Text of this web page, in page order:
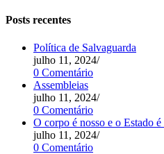
Posts recentes
Política de Salvaguarda
julho 11, 2024/
0 Comentário
Assembleias
julho 11, 2024/
0 Comentário
O corpo é nosso e o Estado
julho 11, 2024/
0 Comentário